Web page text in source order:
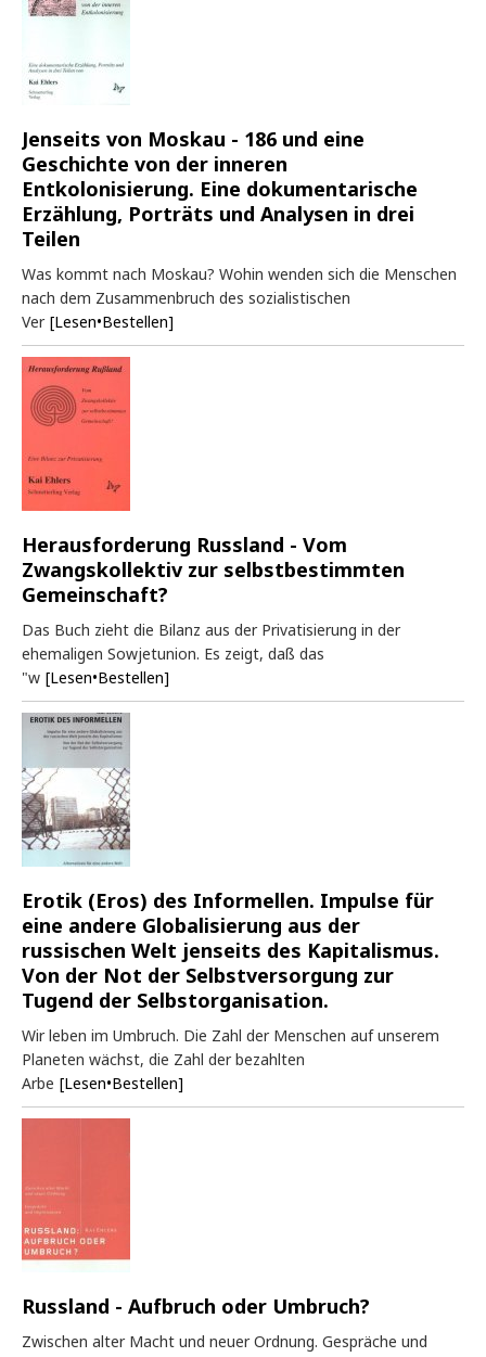
Jenseits von Moskau - 186 und eine
Geschichte von der inneren
Entkolonisierung. Eine dokumentarische
Erzählung, Porträts und Analysen in drei
Teilen
Was kommt nach Moskau? Wohin wenden sich die Menschen
nach dem Zusammenbruch des sozialistischen
Ver [Lesen•Bestellen]
Herausforderung Russland - Vom
Zwangskollektiv zur selbstbestimmten
Gemeinschaft?
Das Buch zieht die Bilanz aus der Privatisierung in der
ehemaligen Sowjetunion. Es zeigt, daß das
"w [Lesen•Bestellen]
Erotik (Eros) des Informellen. Impulse für
eine andere Globalisierung aus der
russischen Welt jenseits des Kapitalismus.
Von der Not der Selbstversorgung zur
Tugend der Selbstorganisation.
Wir leben im Umbruch. Die Zahl der Menschen auf unserem
Planeten wächst, die Zahl der bezahlten
Arbe [Lesen•Bestellen]
Russland - Aufbruch oder Umbruch?
Zwischen alter Macht und neuer Ordnung. Gespräche und